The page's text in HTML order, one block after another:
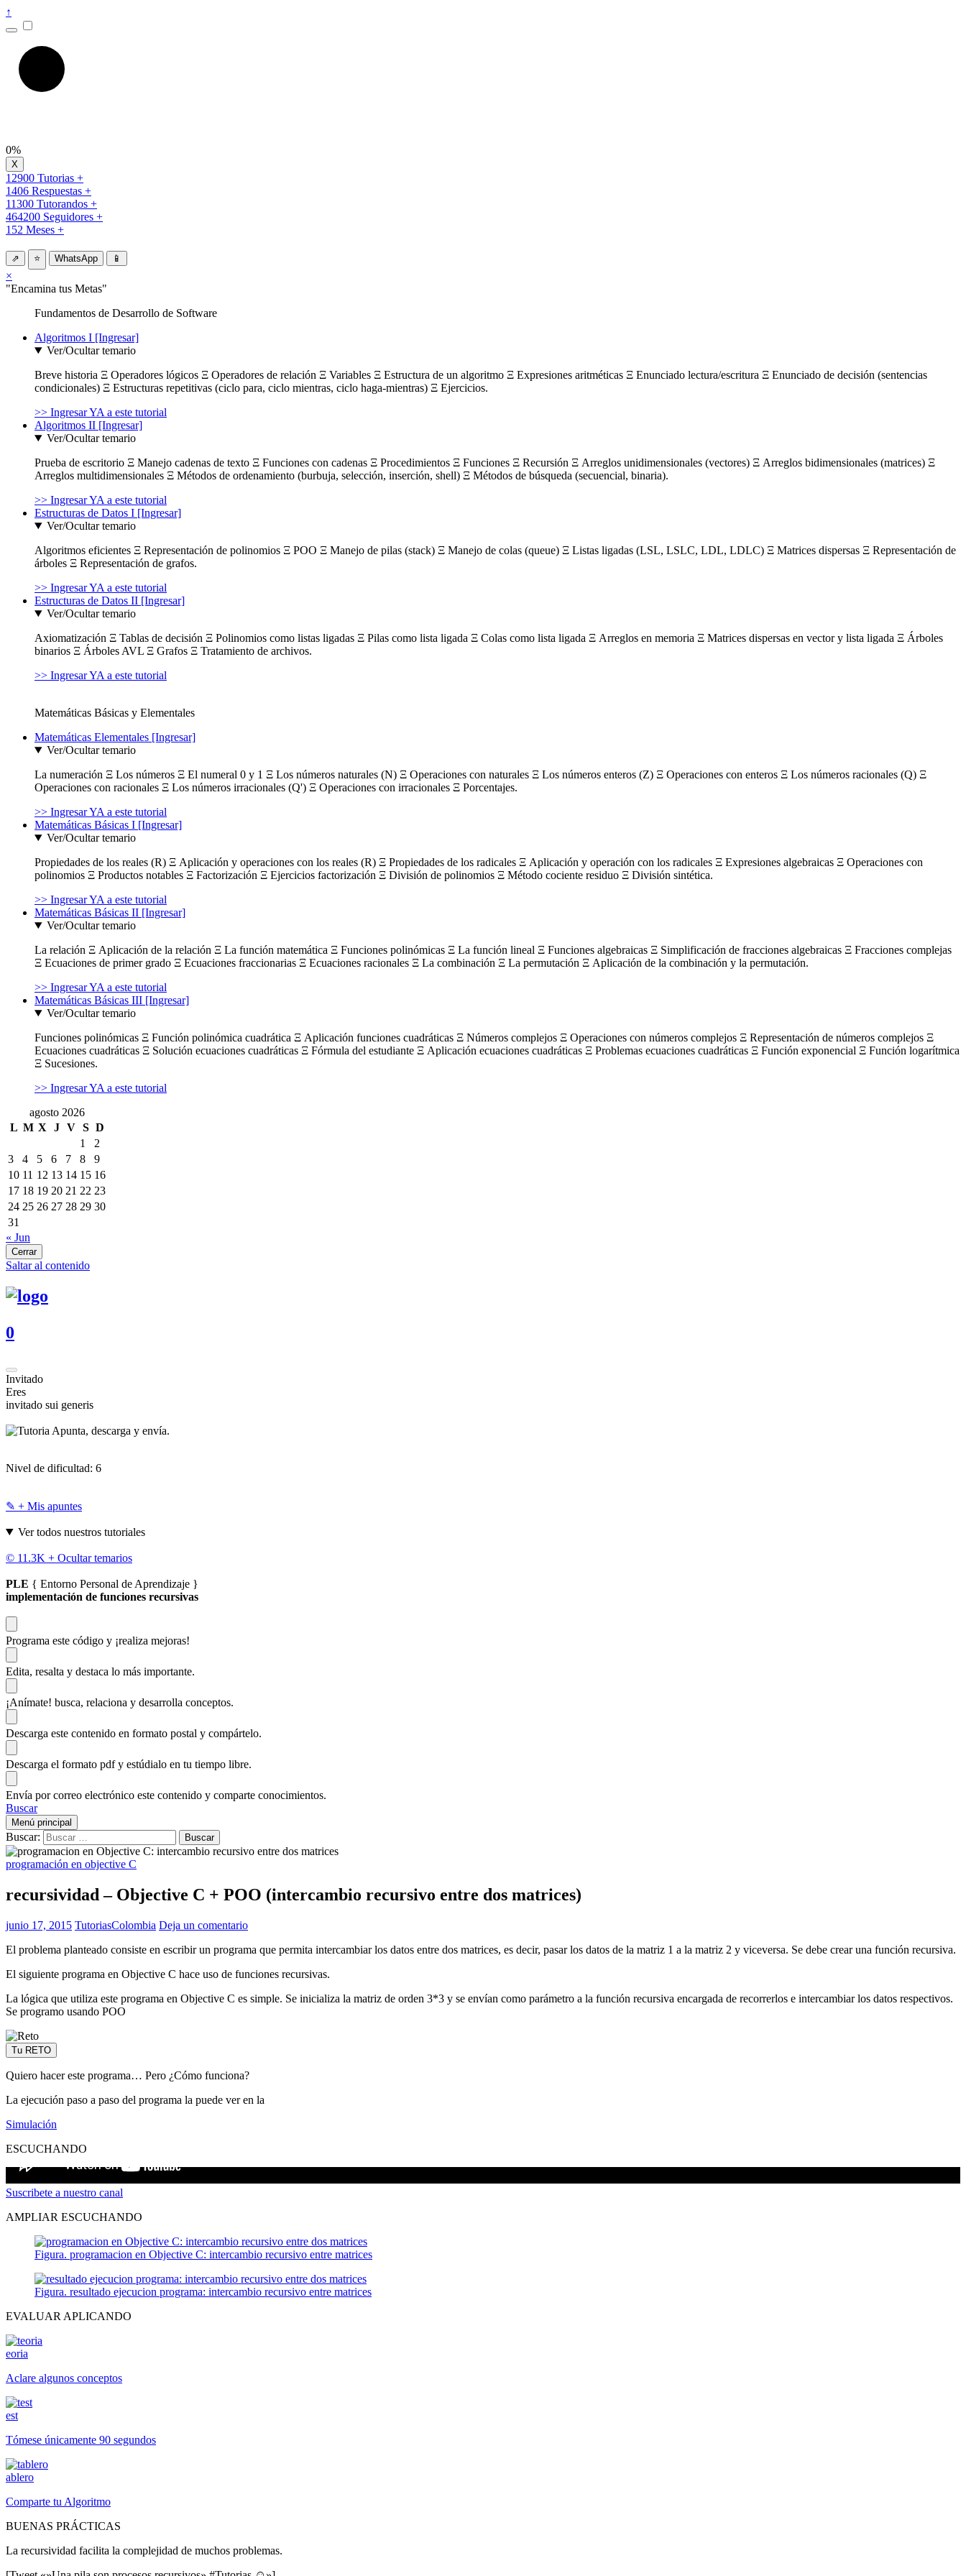
↑
0%
12900 Tutorias +
1406 Respuestas +
11300 Tutorandos +
464200 Seguidores +
152 Meses +
⇗ ⭐ WhatsApp 📱
×
"Encamina tus Metas"
Fundamentos de Desarrollo de Software
Algoritmos I [Ingresar]
Ver/Ocultar temario
Breve historia Ξ Operadores lógicos Ξ Operadores de relación Ξ Variables Ξ Estructura de un algoritmo Ξ Expresiones aritméticas Ξ Enunciado lectura/escritura Ξ Enunciado de decisión (sentencias
condicionales) Ξ Estructuras repetitivas (ciclo para, ciclo mientras, ciclo haga-mientras) Ξ Ejercicios.
>> Ingresar YA a este tutorial
Algoritmos II [Ingresar]
Ver/Ocultar temario
Prueba de escritorio Ξ Manejo cadenas de texto Ξ Funciones con cadenas Ξ Procedimientos Ξ Funciones Ξ Recursión Ξ Arreglos unidimensionales (vectores) Ξ Arreglos bidimensionales (matrices) Ξ
Arreglos multidimensionales Ξ Métodos de ordenamiento (burbuja, selección, inserción, shell) Ξ Métodos de búsqueda (secuencial, binaria).
>> Ingresar YA a este tutorial
Estructuras de Datos I [Ingresar]
Ver/Ocultar temario
Algoritmos eficientes Ξ Representación de polinomios Ξ POO Ξ Manejo de pilas (stack) Ξ Manejo de colas (queue) Ξ Listas ligadas (LSL, LSLC, LDL, LDLC) Ξ Matrices dispersas Ξ Representación de
árboles Ξ Representación de grafos.
>> Ingresar YA a este tutorial
Estructuras de Datos II [Ingresar]
Ver/Ocultar temario
Axiomatización Ξ Tablas de decisión Ξ Polinomios como listas ligadas Ξ Pilas como lista ligada Ξ Colas como lista ligada Ξ Arreglos en memoria Ξ Matrices dispersas en vector y lista ligada Ξ Árboles
binarios Ξ Árboles AVL Ξ Grafos Ξ Tratamiento de archivos.
>> Ingresar YA a este tutorial
Matemáticas Básicas y Elementales
Matemáticas Elementales [Ingresar]
Ver/Ocultar temario
La numeración Ξ Los números Ξ El numeral 0 y 1 Ξ Los números naturales (N) Ξ Operaciones con naturales Ξ Los números enteros (Z) Ξ Operaciones con enteros Ξ Los números racionales (Q) Ξ
Operaciones con racionales Ξ Los números irracionales (Q') Ξ Operaciones con irracionales Ξ Porcentajes.
>> Ingresar YA a este tutorial
Matemáticas Básicas I [Ingresar]
Ver/Ocultar temario
Propiedades de los reales (R) Ξ Aplicación y operaciones con los reales (R) Ξ Propiedades de los radicales Ξ Aplicación y operación con los radicales Ξ Expresiones algebraicas Ξ Operaciones con
polinomios Ξ Productos notables Ξ Factorización Ξ Ejercicios factorización Ξ División de polinomios Ξ Método cociente residuo Ξ División sintética.
>> Ingresar YA a este tutorial
Matemáticas Básicas II [Ingresar]
Ver/Ocultar temario
La relación Ξ Aplicación de la relación Ξ La función matemática Ξ Funciones polinómicas Ξ La función lineal Ξ Funciones algebraicas Ξ Simplificación de fracciones algebraicas Ξ Fracciones complejas
Ξ Ecuaciones de primer grado Ξ Ecuaciones fraccionarias Ξ Ecuaciones racionales Ξ La combinación Ξ La permutación Ξ Aplicación de la combinación y la permutación.
>> Ingresar YA a este tutorial
Matemáticas Básicas III [Ingresar]
Ver/Ocultar temario
Funciones polinómicas Ξ Función polinómica cuadrática Ξ Aplicación funciones cuadráticas Ξ Números complejos Ξ Operaciones con números complejos Ξ Representación de números complejos Ξ
Ecuaciones cuadráticas Ξ Solución ecuaciones cuadráticas Ξ Fórmula del estudiante Ξ Aplicación ecuaciones cuadráticas Ξ Problemas ecuaciones cuadráticas Ξ Función exponencial Ξ Función logarítmica
Ξ Sucesiones.
>> Ingresar YA a este tutorial
agosto 2026
L M X J V S D
1
2
3
4 5 6 7 8
9
10 11 12 13 14 15 16
17 18 19 20 21 22 23
24 25 26 27 28 29 30
31
« Jun
Cerrar
Saltar al contenido
0
Invitado
Eres
invitado sui generis
Apunta, descarga y envía.
Nivel de dificultad: 6
✎ + Mis apuntes
Ver todos nuestros tutoriales
© 11.3K + Ocultar temarios
PLE { Entorno Personal de Aprendizaje }
implementación de funciones recursivas
Programa este código y ¡realiza mejoras!
Edita, resalta y destaca lo más importante.
¡Anímate! busca, relaciona y desarrolla conceptos.
Descarga este contenido en formato postal y compártelo.
Descarga el formato pdf y estúdialo en tu tiempo libre.
Envía por correo electrónico este contenido y comparte conocimientos.
Buscar
Menú principal
Buscar:
programación en objective C
recursividad – Objective C + POO (intercambio recursivo entre dos matrices)
junio 17, 2015 TutoriasColombia Deja un comentario
El problema planteado consiste en escribir un programa que permita intercambiar los datos entre dos matrices, es decir, pasar los datos de la matriz 1 a la matriz 2 y viceversa. Se debe crear una función recursiva.
El siguiente programa en Objective C hace uso de funciones recursivas.
La lógica que utiliza este programa en Objective C es simple. Se inicializa la matriz de orden 3*3 y se envían como parámetro a la función recursiva encargada de recorrerlos e intercambiar los datos respectivos.
Se programo usando POO
Tu RETO
Quiero hacer este programa… Pero ¿Cómo funciona?
La ejecución paso a paso del programa la puede ver en la
Simulación
ESCUCHANDO
Suscribete a nuestro canal
AMPLIAR ESCUCHANDO
Figura. programacion en Objective C: intercambio recursivo entre matrices
Figura. resultado ejecucion programa: intercambio recursivo entre matrices
EVALUAR APLICANDO
eoria
Aclare algunos conceptos
est
Tómese únicamente 90 segundos
ablero
Comparte tu Algoritmo
BUENAS PRÁCTICAS
La recursividad facilita la complejidad de muchos problemas.